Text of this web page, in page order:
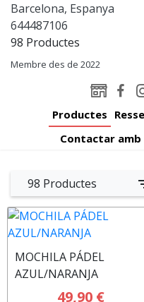
Barcelona, Espanya
644487106
98 Productes
Membre des de 2022
WEB
Productes
Contactar amb
98 Productes
MOCHILA PÁDEL
AZUL/NARANJA
49,90 €